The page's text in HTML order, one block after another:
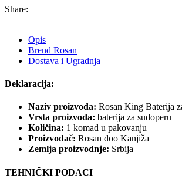
Share:
Opis
Brend Rosan
Dostava i Ugradnja
Deklaracija:
Naziv proizvoda: Rosan King Baterija
Vrsta proizvoda: baterija za sudoperu
Količina: 1 komad u pakovanju
Proizvođač: Rosan doo Kanjiža
Zemlja proizvodnje: Srbija
TEHNIČKI PODACI